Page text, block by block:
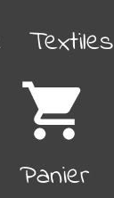
Textiles
Panier